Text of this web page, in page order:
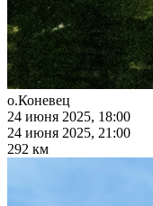
о.Коневец
24 июня 2025, 18:00
24 июня 2025, 21:00
292 км